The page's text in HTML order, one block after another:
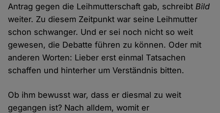
Antrag gegen die Leihmutterschaft gab, schreibt Bild
weiter. Zu diesem Zeitpunkt war seine Leihmutter
schon schwanger. Und er sei noch nicht so weit
gewesen, die Debatte führen zu können. Oder mit
anderen Worten: Lieber erst einmal Tatsachen
schaffen und hinterher um Verständnis bitten.
Ob ihm bewusst war, dass er diesmal zu weit
gegangen ist? Nach alldem, womit er